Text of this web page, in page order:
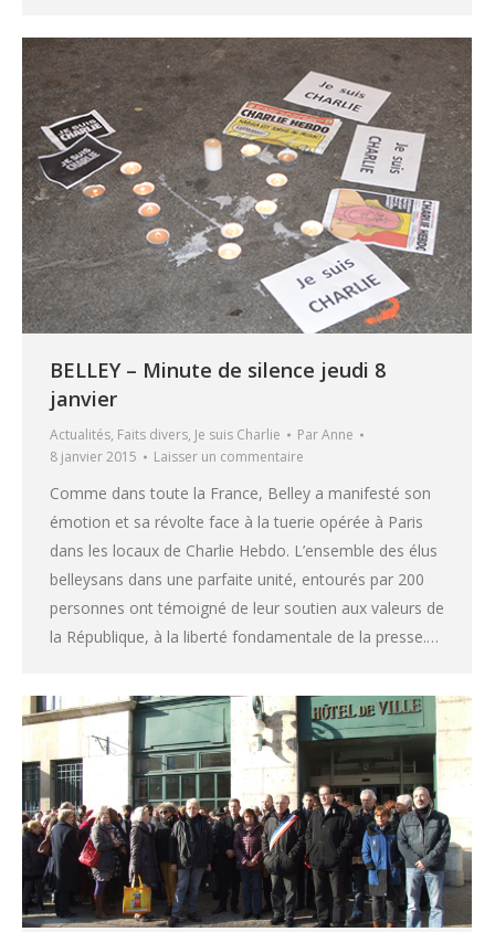
BELLEY – Minute de silence jeudi 8
janvier
Actualités, Faits divers, Je suis Charlie ParAnne
8 janvier 2015
Laisser un commentaire
Comme dans toute la France, Belley a manifesté son
émotion et sa révolte face à la tuerie opérée à Paris
dans les locaux de Charlie Hebdo. L’ensemble des élus
belleysans dans une parfaite unité, entourés par 200
personnes ont témoigné de leur soutien aux valeurs de
la République, à la liberté fondamentale de la presse.…